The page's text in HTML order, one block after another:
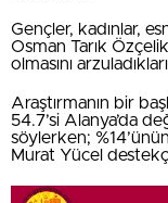
Gençler, kadınlar,
Osman Tarık
olmasını
Araştırmanın bir
54.7’si Alanya’da
söylerken;
Murat Yücel